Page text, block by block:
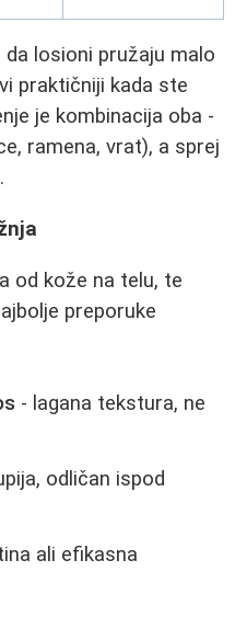
losioni pružaju malo
praktičniji kada ste
je kombinacija oba -
ramena, vrat), a sprej
od kože na telu, te
preporuke
- lagana tekstura, ne
odličan ispod
ali efikasna